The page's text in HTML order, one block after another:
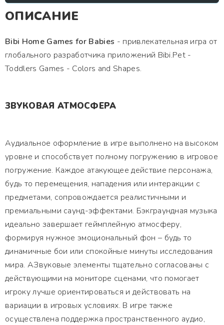
ОПИСАНИЕ
Bibi Home Games for Babies - привлекательная игра от
глобального разработчика приложений Bibi.Pet -
Toddlers Games - Colors and Shapes.
ЗВУКОВАЯ АТМОСФЕРА
Аудиальное оформление в игре выполнено на высоком
уровне и способствует полному погружению в игровое
погружение. Каждое атакующее действие персонажа,
будь то перемещения, нападения или интеракции с
предметами, сопровождается реалистичными и
премиальными саунд-эффектами. Бэкграундная музыка
идеально завершает геймплейную атмосферу,
формируя нужное эмоциональный фон – будь то
динамичные бои или спокойные минуты исследования
мира. АЗвуковые элементы тщательно согласованы с
действующими на мониторе сценами, что помогает
игроку лучше ориентироваться и действовать на
вариации в игровых условиях. В игре также
осуществлена поддержка пространственного аудио,